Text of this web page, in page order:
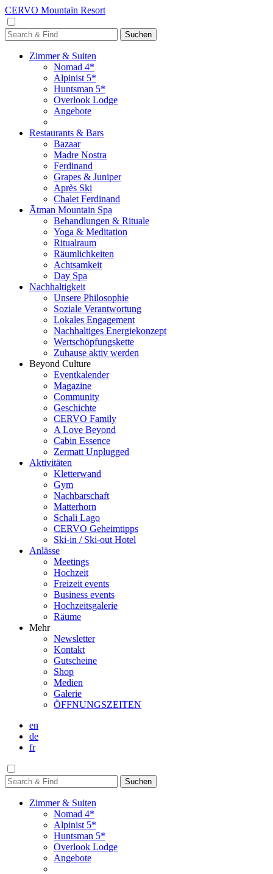
CERVO Mountain Resort
Zimmer & Suiten
Nomad 4*
Alpinist 5*
Huntsman 5*
Overlook Lodge
Angebote
Restaurants & Bars
Bazaar
Madre Nostra
Ferdinand
Grapes & Juniper
Après Ski
Chalet Ferdinand
Ātman Mountain Spa
Behandlungen & Rituale
Yoga & Meditation
Ritualraum
Räumlichkeiten
Achtsamkeit
Day Spa
Nachhaltigkeit
Unsere Philosophie
Soziale Verantwortung
Lokales Engagement
Nachhaltiges Energiekonzept
Wertschöpfungskette
Zuhause aktiv werden
Beyond Culture
Eventkalender
Magazine
Community
Geschichte
CERVO Family
A Love Beyond
Cabin Essence
Zermatt Unplugged
Aktivitäten
Kletterwand
Gym
Nachbarschaft
Matterhorn
Schali Lago
CERVO Geheimtipps
Ski-in / Ski-out Hotel
Anlässe
Meetings
Hochzeit
Freizeit events
Business events
Hochzeitsgalerie
Räume
Mehr
Newsletter
Kontakt
Gutscheine
Shop
Medien
Galerie
ÖFFNUNGSZEITEN
en
de
fr
Zimmer & Suiten
Nomad 4*
Alpinist 5*
Huntsman 5*
Overlook Lodge
Angebote